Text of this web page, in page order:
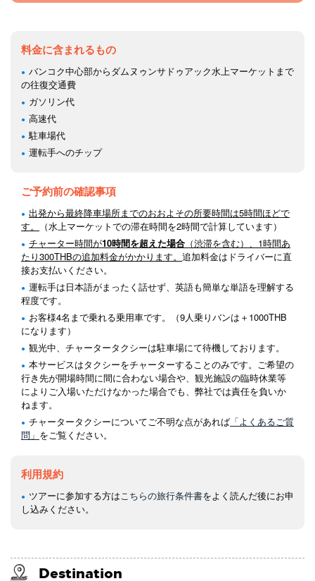
料金に含まれるもの
バンコク中心部からダムヌゥンサドゥアック水上マーケットまで
の往復交通費
ガソリン代
高速代
駐車場代
運転手へのチップ
ご予約前の確認事項
出発から最終降車場所までのおおよその所要時間は5時間ほどで
す。
（水上マーケットでの滞在時間を2時間で計算しています）
チャーター時間が10時間を超えた場合 （渋滞を含む）、1時間あ
たり300THBの追加料金がかかります。 追加料金はドライバーに直
接お支払いください。
運転手は日本語がまったく話せず、英語も簡単な単語を理解する
程度です。
お客様4名まで乗れる乗用車です。（9人乗りバンは＋1000THB
になります）
観光中、チャータータクシーは駐車場にて待機しております。
本サービスはタクシーをチャーターすることのみです。ご希望の
行き先が開場時間に間に合わない場合や、観光施設の臨時休業等
によりご入場いただけなかった場合でも、弊社では責任を負いか
ねます。
チャータータクシーについてご不明な点があれば 「よくあるご質
問」 をご覧ください。
利用規約
ツアーに参加する方はこちらの旅行条件書をよく読んだ後にお申
し込みください。
Destination